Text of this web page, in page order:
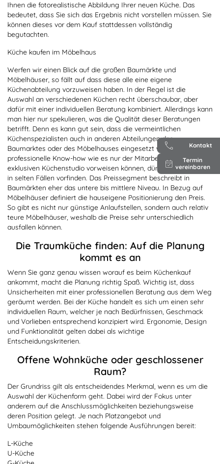
Ihnen die fotorealistische Abbildung Ihrer neuen Küche. Das
bedeutet, dass Sie sich das Ergebnis nicht vorstellen müssen. Sie
können dieses vor dem Kauf stattdessen vollständig
begutachten.
Küche kaufen im Möbelhaus
Werfen wir einen Blick auf die großen Baumärkte und
Möbelhäuser, so fällt auf dass diese alle eine eigene
Küchenabteilung vorzuweisen haben. In der Regel ist die
Auswahl an verschiedenen Küchen recht überschaubar, aber
dafür mit einer individuellen Beratung kombiniert. Allerdings kann
man hier nur spekulieren, was die Qualität dieser Beratungen
betrifft. Denn es kann gut sein, dass die vermeintlichen
Küchenspezialisten auch in anderen Abteilungen des
Baumarktes oder des Möbelhauses eingesetzt werden. Das
professionelle Know-how wie es nur der Mitarbeiter aus einem
exklusiven Küchenstudio vorweisen können, dürften Sie dort nur
in selten Fällen vorfinden. Das Preissegment beschreibt in
Baumärkten eher das untere bis mittlere Niveau. In Bezug auf
Möbelhäuser definiert die hauseigene Positionierung den Preis.
So gibt es nicht nur günstige Anlaufstellen, sondern auch relativ
teure Möbelhäuser, weshalb die Preise sehr unterschiedlich
ausfallen können.
Die Traumküche finden: Auf die Planung
kommt es an
Wenn Sie ganz genau wissen worauf es beim Küchenkauf
ankommt, macht die Planung richtig Spaß. Wichtig ist, dass
Unsicherheiten mit einer professionellen Beratung aus dem Weg
geräumt werden. Bei der Küche handelt es sich um einen sehr
individuellen Raum, welcher je nach Bedürfnissen, Geschmack
und Vorlieben entsprechend konzipiert wird. Ergonomie, Design
und Funktionalität gelten dabei als wichtige
Entscheidungskriterien.
Offene Wohnküche oder geschlossener
Raum?
Der Grundriss gilt als entscheidendes Merkmal, wenn es um die
Auswahl der Küchenform geht. Dabei wird der Fokus unter
anderem auf die Anschlussmöglichkeiten beziehungsweise
deren Position gelegt. Je nach Platzangebot und
Umbaumöglichkeiten stehen folgende Ausführungen bereit:
L-Küche
U-Küche
Kontakt
Termin
vereinbaren